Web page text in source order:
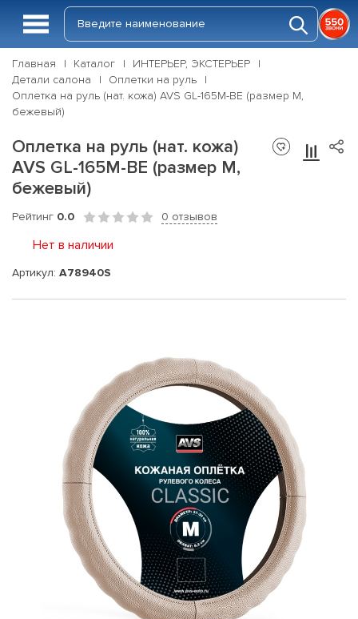
Главная Каталог
ИНТЕРЬЕР, ЭКСТЕРЬЕР
Детали салона
Оплетки на руль
Оплетка на руль (нат. кожа) AVS GL-165M-BE (размер M,
бежевый)
Оплетка на руль (нат. кожа)
AVS GL-165M-BE (размер M,
бежевый)
Рейтинг 0.0 0 отзывов
Нет в наличии
Артикул: A78940S